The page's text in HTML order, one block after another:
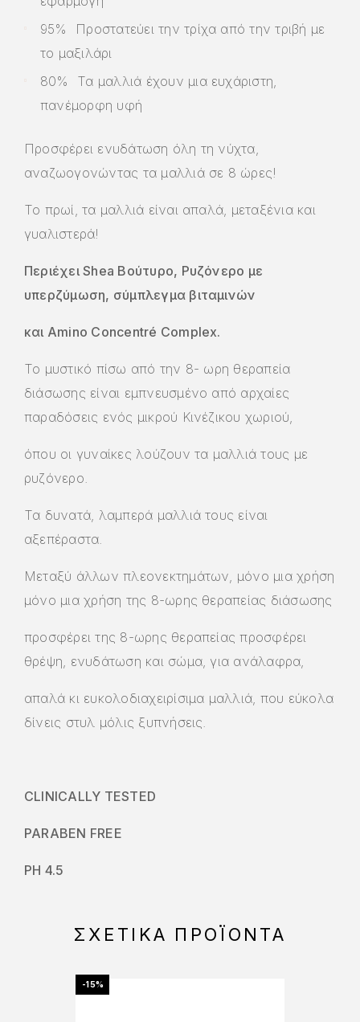
95% Προστατεύει την τρίχα από την τριβή με
το μαξιλάρι
80% Τα μαλλιά έχουν μια ευχάριστη,
πανέμορφη υφή
Προσφέρει ενυδάτωση όλη τη νύχτα,
αναζωογονώντας τα μαλλιά σε 8 ώρες!
Το πρωί, τα μαλλιά είναι απαλά, μεταξένια και
γυαλιστερά!
Περιέχει Shea Βούτυρο, Ρυζόνερο με
υπερζύμωση, σύμπλεγμα βιταμινών
και Amino Concentré Complex.
Το μυστικό πίσω από την 8- ωρη θεραπεία
διάσωσης είναι εμπνευσμένο από αρχαίες
παραδόσεις ενός μικρού Κινέζικου χωριού,
όπου οι γυναίκες λούζουν τα μαλλιά τους με
ρυζόνερο.
Τα δυνατά, λαμπερά μαλλιά τους είναι
αξεπέραστα.
Μεταξύ άλλων πλεονεκτημάτων, μόνο μια χρήση
μόνο μια χρήση της 8-ωρης θεραπείας διάσωσης
προσφέρει της 8-ωρης θεραπείας προσφέρει
θρέψη, ενυδάτωση και σώμα, για ανάλαφρα,
απαλά κι ευκολοδιαχειρίσιμα μαλλιά, που εύκολα
δίνεις στυλ μόλις ξυπνήσεις.
CLINICALLY TESTED
PARABEN FREE
PH 4.5
ΣΧΕΤΙΚΆ ΠΡΟΪΌΝΤΑ
-15%